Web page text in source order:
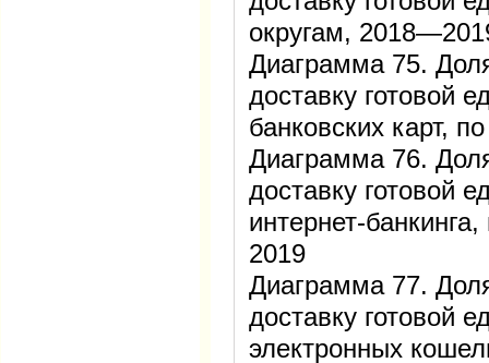
округам,
Диаграмма 75.
доставку готовой
банковских карт,
Диаграмма 76.
доставку готовой
интернет-
2019
Диаграмма 77.
доставку готовой
электронных